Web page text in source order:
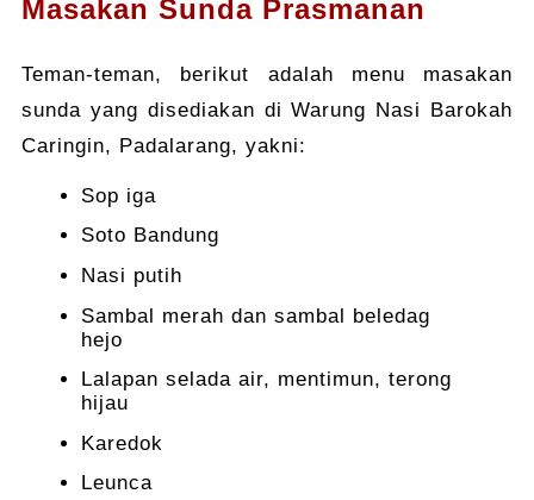
Masakan Sunda Prasmanan
Teman-teman, berikut adalah menu masakan
sunda yang disediakan di Warung Nasi Barokah
Caringin, Padalarang, yakni:
Sop iga
Soto Bandung
Nasi putih
Sambal merah dan sambal beledag
hejo
Lalapan selada air, mentimun, terong
hijau
Karedok
Leunca